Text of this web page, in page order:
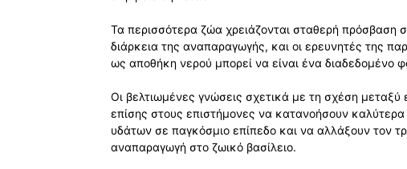
Τα περισσότερα ζώα χρειάζονται σταθερή πρόσβαση
διάρκεια της αναπαραγωγής, και οι ερευνητές της
ως αποθήκη νερού μπορεί να είναι ένα διαδεδομένο
Οι βελτιωμένες γνώσεις σχετικά με τη σχέση
επίσης στους επιστήμονες να κατανοήσουν καλύτερα
υδάτων σε παγκόσμιο επίπεδο και να αλλάξουν τον
αναπαραγωγή στο ζωικό βασίλειο.